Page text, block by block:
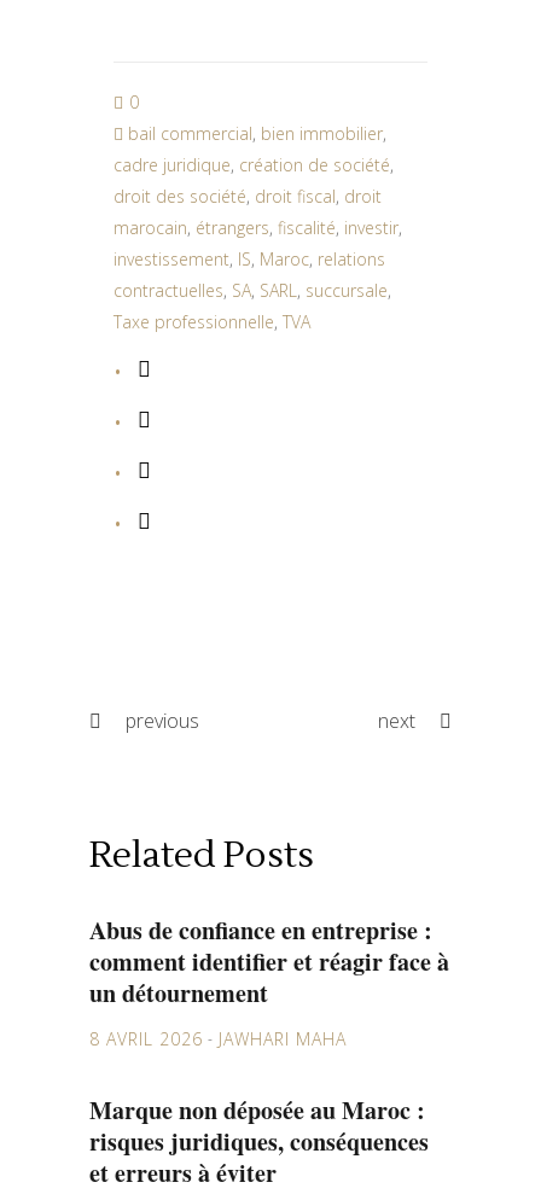
0
bail commercial, bien immobilier,
cadre juridique, création de société,
droit des société, droit fiscal, droit
marocain, étrangers, fiscalité, investir,
investissement, IS, Maroc, relations
contractuelles, SA, SARL, succursale,
Taxe professionnelle, TVA
previous next
Related Posts
Abus de confiance en entreprise :
comment identifier et réagir face à
un détournement
8 AVRIL 2026 JAWHARI MAHA
Marque non déposée au Maroc :
risques juridiques, conséquences
et erreurs à éviter